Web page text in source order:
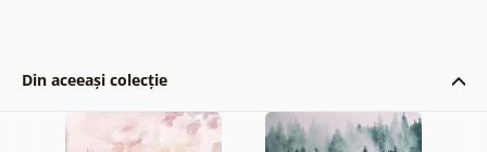
Din aceeași colecție